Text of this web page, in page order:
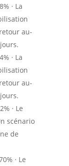
· La
au-
· La
au-
· Le
scénario
de
· Le